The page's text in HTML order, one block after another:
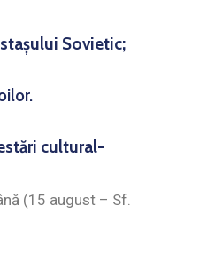
Sovietic;
cultural-
(15 august – Sf.